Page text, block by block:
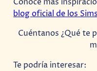
blog oficial de los
Cuéntanos ¿Qué te
Te podría interesar: